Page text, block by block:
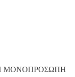
ΜΟΝΟΠΡΟΣΩΠΗ